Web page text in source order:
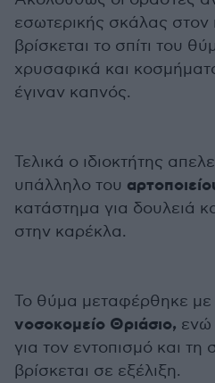
εσωτερικής σκάλας
βρίσκεται το σπίτι του
χρυσαφικά και
έγιναν καπνός.
Τελικά ο ιδιοκτήτης
υπάλληλο του
κατάστημα για δουλειά
στην καρέκλα.
Το θύμα μεταφέρθηκε με
νοσοκομείο Θριάσιο, ενώ
για τον εντοπισμό και
βρίσκεται σε εξέλιξη.